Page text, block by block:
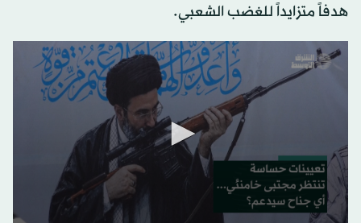
هدفاً متزايداً للغضب الشعبي.